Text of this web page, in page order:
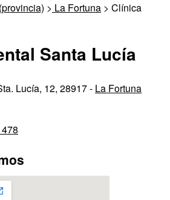
> La Fortuna > Clínica
Santa Lucía
Lucía, 12, 28917 - La Fortuna